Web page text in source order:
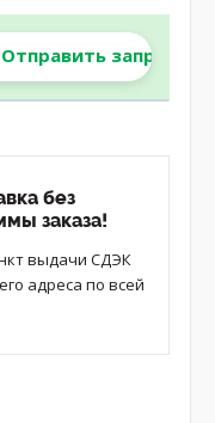
Отправить запрос
без
заказа!
выдачи СДЭК
адреса по всей